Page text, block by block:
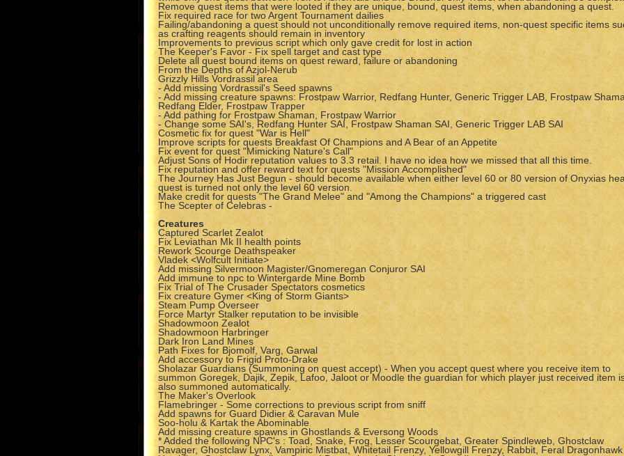
Remove quest items that were looted if they are unique, bound, quest items, when abandoning a quest.
Fix required race for two Argent Tournament dailies
Failing/abandoning a quest should not unconditionally remove required items, non-quest specific items
as crafting reagents should remain in inventory
Improvements to previous script which only gave credit for lost in action
The Keeper's Favor - Fix spell target and cast type
Delete all quest bound items on quest reward, failure or abandoning
From the Depths of Azjol-Nerub
Grizzly Hills Vordrassil area
- Add missing Vordrassil's Seed spawns
- Add missing creature spawns: Frostpaw Warrior, Redfang Hunter, Generic Trigger LAB, Frostpaw
Redfang Elder, Frostpaw Trapper
- Add pathing for Frostpaw Shaman, Frostpaw Warrior
- Change some SAI's, Redfang Hunter SAI, Frostpaw Shaman SAI, Generic Trigger LAB SAI
Cosmetic fix for quest "War is Hell"
Improve scripts for quests Breakfast Of Champions and A Bear of an Appetite
Fix event for quest "Mimicking Nature's Call"
Adjust Sons of Hodir reputation values to 3.3 retail. I have no idea how we missed that all this time.
Fix reputation and offer reward text for quests "Mission Accomplished"
The Journey Has Just Begun - should become available when either level 60 or 80 version of Onyxias
quest is turned not only the level 60 version.
Make credit for quests "The Grand Melee" and "Among the Champions" a triggered cast
The Scepter of Celebras -
Creatures
Captured Scarlet Zealot
Fix Leviathan Mk II health points
Rework Scourge Deathspeaker
Vladek <Wolfcult Initiate>
Add missing Silvermoon Magister/Gnomeregan Conjuror SAI
Add immune to npc to Wintergarde Mine Bomb
Fix Trial of The Crusader Spectators cosmetics
Fix creature Gymer <King of Storm Giants>
Steam Pump Overseer
Force Martyr Stalker reputation to be invisible
Shadowmoon Zealot
Shadowmoon Harbringer
Dark Iron Land Mines
Path Fixes for Bjomolf, Varg, Garwal
Add accessory to Frigid Proto-Drake
Sholazar Guardians (Summoning on quest accept) - When you accept quest where you receive item to
summon Goregek, Dajik, Zepik, Lafoo, Jaloot or Moodle the guardian for which player just received item
also summoned automatically.
The Maker's Overlook
Flamebringer - Some corrections to previous script from sniff
Add spawns for Guard Didier & Caravan Mule
Soo-holu & Kartak the Abominable
Add missing creature spawns in Ghostlands & Eversong Woods
* Added the following NPC's : Toad, Snake, Frog, Lesser Scourgebat, Greater Spindleweb, Ghostclaw
Ravager, Ghostclaw Lynx, Vampiric Mistbat, Whitetail Frenzy, Yellowgill Frenzy, Rabbit, Feral Dragonhawk